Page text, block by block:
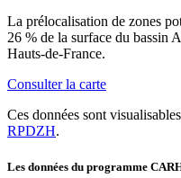
La prélocalisation de zones
26 % de la surface du bassin
Hauts-de-France.
Consulter la carte
Ces données sont
RPDZH.
Les données du programme